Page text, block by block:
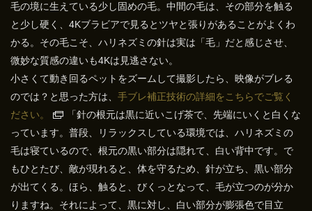
毛の境に生えている少し固めの毛。中間の毛は、その部分を触る
と少し硬く、4Kブラビアで見るとツヤと張りがあることがよくわ
かる。その毛こそ、ハリネズミの針は実は「毛」だと感じさせ、
微妙な質感の違いも4Kは見逃さない。
小さくて動き回るペットをズームして撮影したら、映像がブレる
のでは？と思った方は、 手ブレ補正技術の詳細をこちらでご覧く
ださい。
「針の根元は黒に近いこげ茶で、先端にいくと白くな
っています。普段、リラックスしている環境では、ハリネズミの
毛は寝ているので、根元の黒い部分は隠れて、白い背中です。で
もひとたび、敵が現れると、体を守るため、針が立ち、黒い部分
が出てくる。ほら、触ると、びくっとなって、毛が立つのが分か
りますね。それによって、黒に対し、白い部分が膨張色で目立